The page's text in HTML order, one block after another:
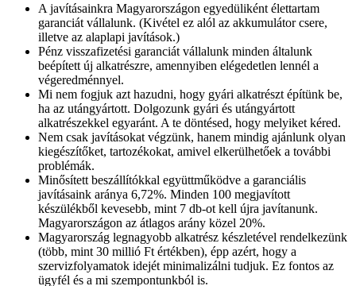
A javításainkra Magyarországon egyedüliként élettartam
garanciát vállalunk. (Kivétel ez alól az akkumulátor csere,
illetve az alaplapi javítások.)
Pénz visszafizetési garanciát vállalunk minden általunk
beépített új alkatrészre, amennyiben elégedetlen lennél a
végeredménnyel.
Mi nem fogjuk azt hazudni, hogy gyári alkatrészt építünk be,
ha az utángyártott. Dolgozunk gyári és utángyártott
alkatrészekkel egyaránt. A te döntésed, hogy melyiket kéred.
Nem csak javításokat végzünk, hanem mindig ajánlunk olyan
kiegészítőket, tartozékokat, amivel elkerülhetőek a további
problémák.
Minősített beszállítókkal együttműködve a garanciális
javításaink aránya 6,72%. Minden 100 megjavított
készülékből kevesebb, mint 7 db-ot kell újra javítanunk.
Magyarországon az átlagos arány közel 20%.
Magyarország legnagyobb alkatrész készletével rendelkezünk
(több, mint 30 millió Ft értékben), épp azért, hogy a
szervizfolyamatok idejét minimalizálni tudjuk. Ez fontos az
ügyfél és a mi szempontunkból is.